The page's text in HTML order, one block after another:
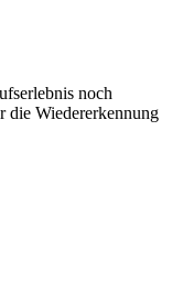
noch
die Wiedererkennung